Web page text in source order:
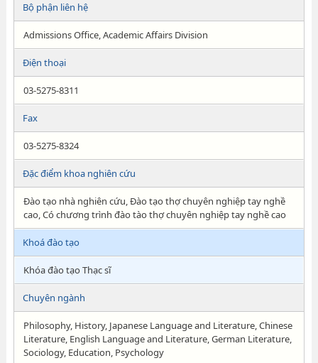
Bộ phận liên hệ
Admissions Office, Academic Affairs Division
Điện thoại
03-5275-8311
Fax
03-5275-8324
Đặc điểm khoa nghiên cứu
Đào tạo nhà nghiên cứu, Đào tạo thợ chuyên nghiệp tay nghề
cao, Có chương trình đào tào thợ chuyên nghiệp tay nghề cao
Khoá đào tạo
Khóa đào tạo Thạc sĩ
Chuyên ngành
Philosophy, History, Japanese Language and Literature, Chinese
Literature, English Language and Literature, German Literature,
Sociology, Education, Psychology